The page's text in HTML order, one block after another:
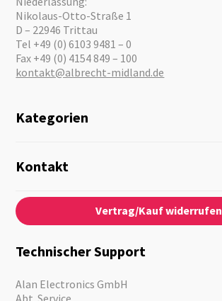
Nikolaus-Otto-Straße 1
D – 22946 Trittau
Tel +49 (0) 6103 9481 – 0
Fax +49 (0) 4154 849 – 100
kontakt@albrecht-midland.de
Kategorien
Personenführung
Audio
Notfallvorsorge
Motorrad
Angebote
Kontakt
Kontaktformular
Über Uns
News
Karriere
Kataloge
Vertrag/Kauf widerrufen
Technischer Support
Alan Electronics GmbH
Abt. Service